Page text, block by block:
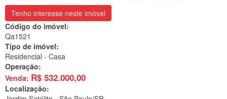
Tenho interesse neste imóvel
Código do imóvel:
Qa1521
Tipo de imóvel:
Residencial - Casa
Operação:
Venda: R$ 532.000,00
Localização: